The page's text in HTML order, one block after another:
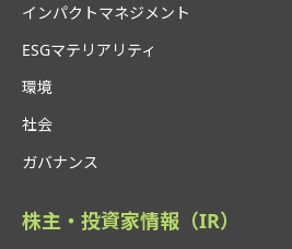
インパクトマネジメント
ESGマテリアリティ
環境
社会
ガバナンス
株主・投資家情報（IR）